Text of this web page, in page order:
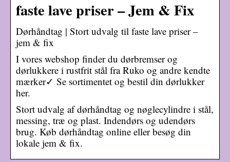
faste lave priser – Jem & Fix
Dørhåndtag | Stort udvalg til faste lave priser –
jem & fix
I vores webshop finder du dørbremser og
dørlukkere i rustfrit stål fra Ruko og andre kendte
mærker✓ Se sortimentet og bestil din dørlukker
her.
Stort udvalg af dørhåndtag og nøglecylindre i stål,
messing, træ og plast. Indendørs og udendørs
brug. Køb dørhåndtag online eller besøg din
lokale jem & fix.